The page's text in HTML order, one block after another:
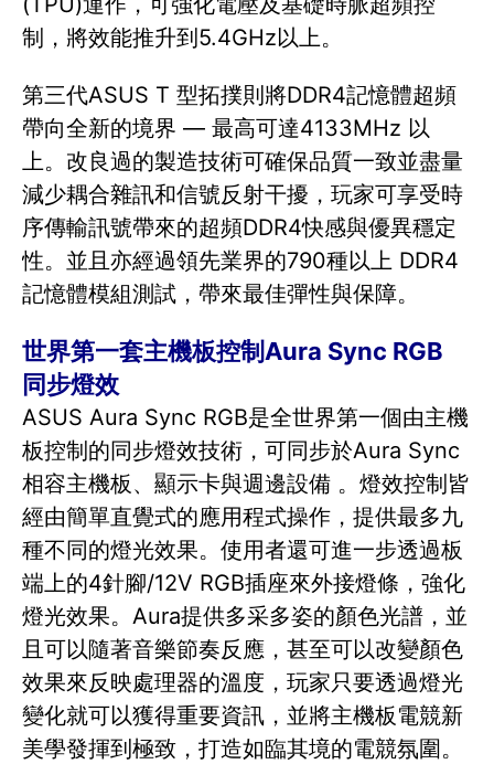
制，將效能推升到5.4GHz以上。
第三代ASUS T 型拓撲則將DDR4記憶體超頻
帶向全新的境界 — 最高可達4133MHz 以
上。改良過的製造技術可確保品質一致並盡量
減少耦合雜訊和信號反射干擾，玩家可享受時
序傳輸訊號帶來的超頻DDR4快感與優異穩定
性。並且亦經過領先業界的790種以上 DDR4
記憶體模組測試，帶來最佳彈性與保障。
世界第一套主機板控制Aura Sync RGB
同步燈效
ASUS Aura Sync RGB是全世界第一個由主機
板控制的同步燈效技術，可同步於Aura Sync
相容主機板、顯示卡與週邊設備 。燈效控制皆
經由簡單直覺式的應用程式操作，提供最多九
種不同的燈光效果。使用者還可進一步透過板
端上的4針腳/12V RGB插座來外接燈條，強化
燈光效果。Aura提供多采多姿的顏色光譜，並
且可以隨著音樂節奏反應，甚至可以改變顏色
效果來反映處理器的溫度，玩家只要透過燈光
變化就可以獲得重要資訊，並將主機板電競新
美學發揮到極致，打造如臨其境的電競氛圍。